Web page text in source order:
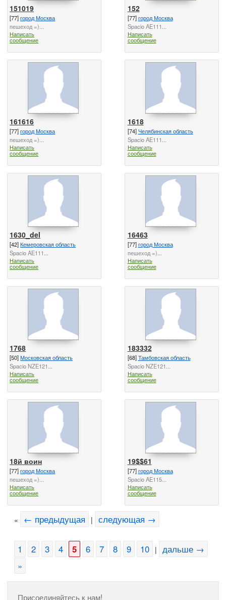
151019
[77]город Москва
пешеход =)...
Написать
сообщение
152
[77]город Москва
Spacio AE111...
Написать
сообщение
161616
[77]город Москва
пешеход =)...
Написать
сообщение
1618
[74]Челябинская область
Spacio AE111...
Написать
сообщение
1630_del
[42]Кемеровская область
Spacio AE111...
Написать
сообщение
16463
[77]город Москва
пешеход =)...
Написать
сообщение
1768
[50]Московская область
Spacio NZE121...
Написать
сообщение
183332
[68]Тамбовская область
Spacio NZE121...
Написать
сообщение
18й воин
[77]город Москва
пешеход =)...
Написать
сообщение
19$$61
[77]город Москва
Spacio AE115...
Написать
сообщение
« ← предыдущая | следующая →
1 2 3 4 5 6 7 8 9 10 | дальше →
»
Присоединяйтесь к нам!